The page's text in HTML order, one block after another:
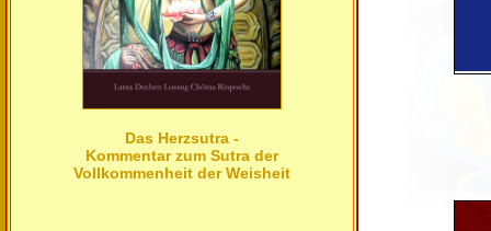
Das Herzsutra -
Kommentar zum Sutra der
Vollkommenheit der Weisheit